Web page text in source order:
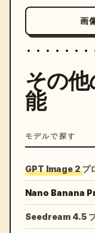
画
その
能
モデルで探す
GPT Image 2 プ
Nano Banana
Seedream 4.5